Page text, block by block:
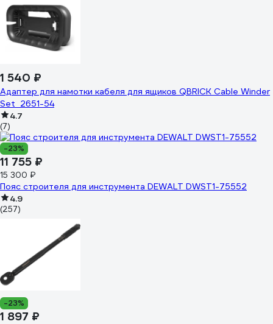
1 540 ₽
Адаптер для намотки кабеля для ящиков QBRICK Cable Winder
Set 2651-54
4.7
(7)
-23%
11 755 ₽
15 300 ₽
Пояс строителя для инструмента DEWALT DWST1-75552
4.9
(257)
-23%
1 897 ₽